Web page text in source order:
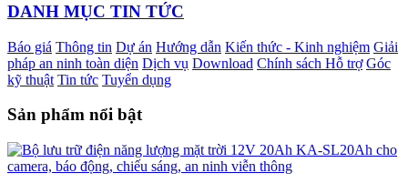
DANH MỤC TIN TỨC
Báo giá Thông tin Dự án Hướng dẫn Kiến thức - Kinh nghiệm Giải
pháp an ninh toàn diện Dịch vụ Download Chính sách Hỗ trợ Góc
kỹ thuật Tin tức Tuyển dụng
Sản phẩm nổi bật